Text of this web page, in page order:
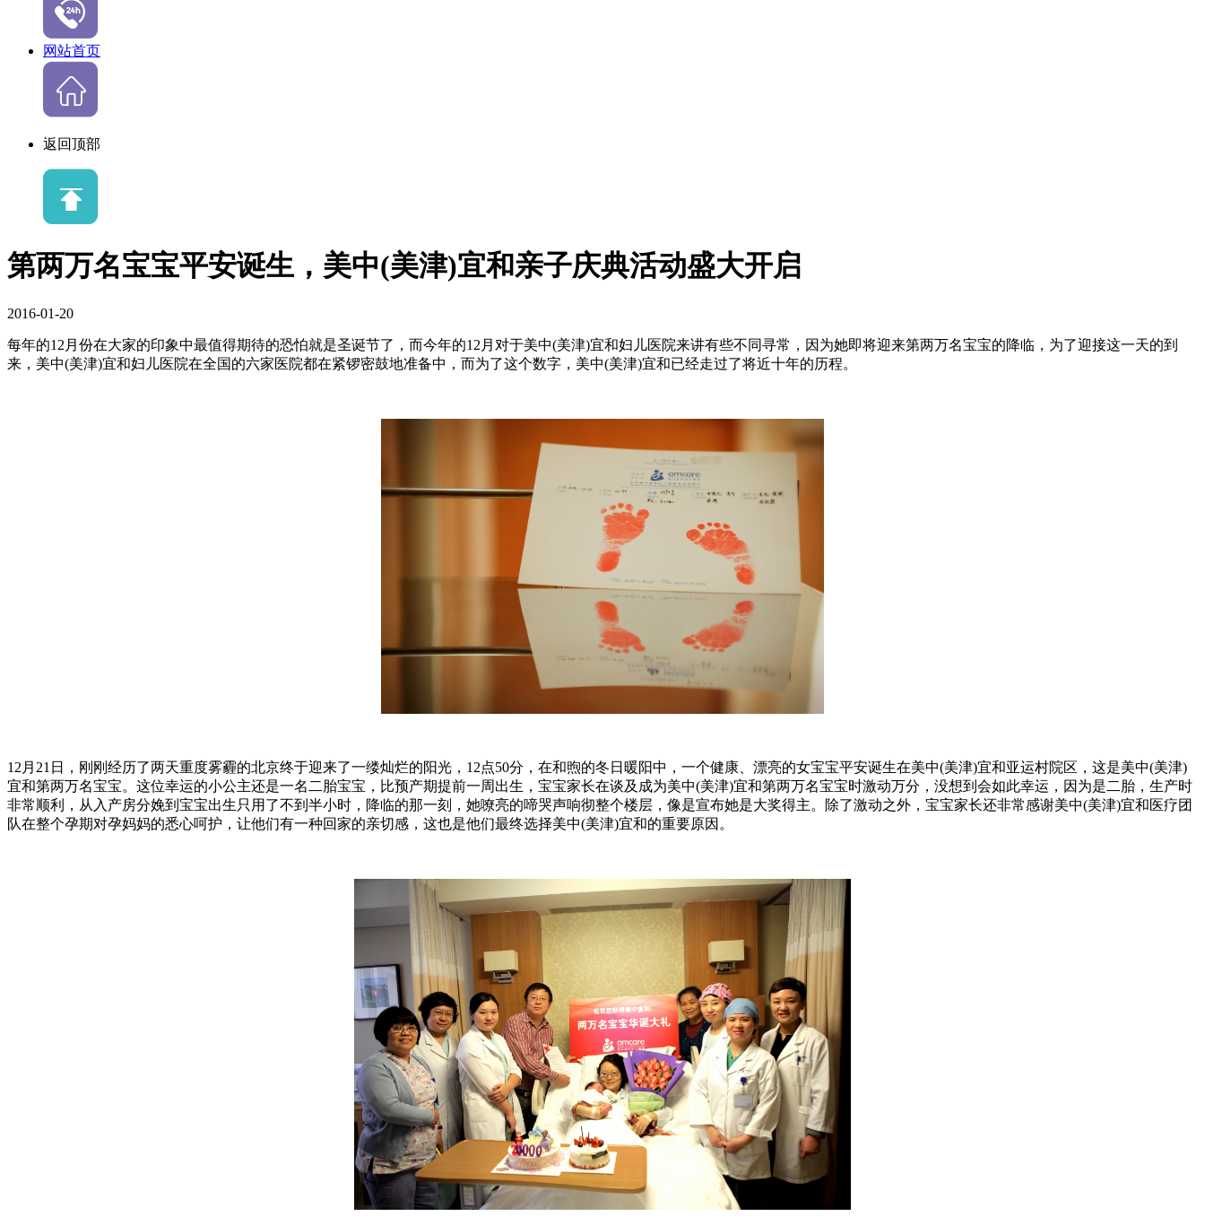
网站首页
返回顶部
第两万名宝宝平安诞生，美中(美津)宜和亲子庆典活动盛大开启
2016-01-20
每年的12月份在大家的印象中最值得期待的恐怕就是圣诞节了，而今年的12月对于美中(美津)宜和妇儿医院来讲有些不同寻常，因为她即将迎来第两万名宝宝的降临，为了迎接这一天的到
来，美中(美津)宜和妇儿医院在全国的六家医院都在紧锣密鼓地准备中，而为了这个数字，美中(美津)宜和已经走过了将近十年的历程。
12月21日，刚刚经历了两天重度雾霾的北京终于迎来了一缕灿烂的阳光，12点50分，在和煦的冬日暖阳中，一个健康、漂亮的女宝宝平安诞生在美中(美津)宜和亚运村院区，这是美中(美津)
宜和第两万名宝宝。这位幸运的小公主还是一名二胎宝宝，比预产期提前一周出生，宝宝家长在谈及成为美中(美津)宜和第两万名宝宝时激动万分，没想到会如此幸运，因为是二胎，生产时
非常顺利，从入产房分娩到宝宝出生只用了不到半小时，降临的那一刻，她嘹亮的啼哭声响彻整个楼层，像是宣布她是大奖得主。除了激动之外，宝宝家长还非常感谢美中(美津)宜和医疗团
队在整个孕期对孕妈妈的悉心呵护，让他们有一种回家的亲切感，这也是他们最终选择美中(美津)宜和的重要原因。